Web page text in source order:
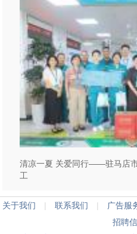
清凉一夏 关爱同行——驻马店
工
关于我们 | 联系我们 | 广告服
招聘